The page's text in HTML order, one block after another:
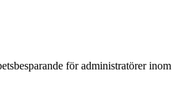
för administratörer inom